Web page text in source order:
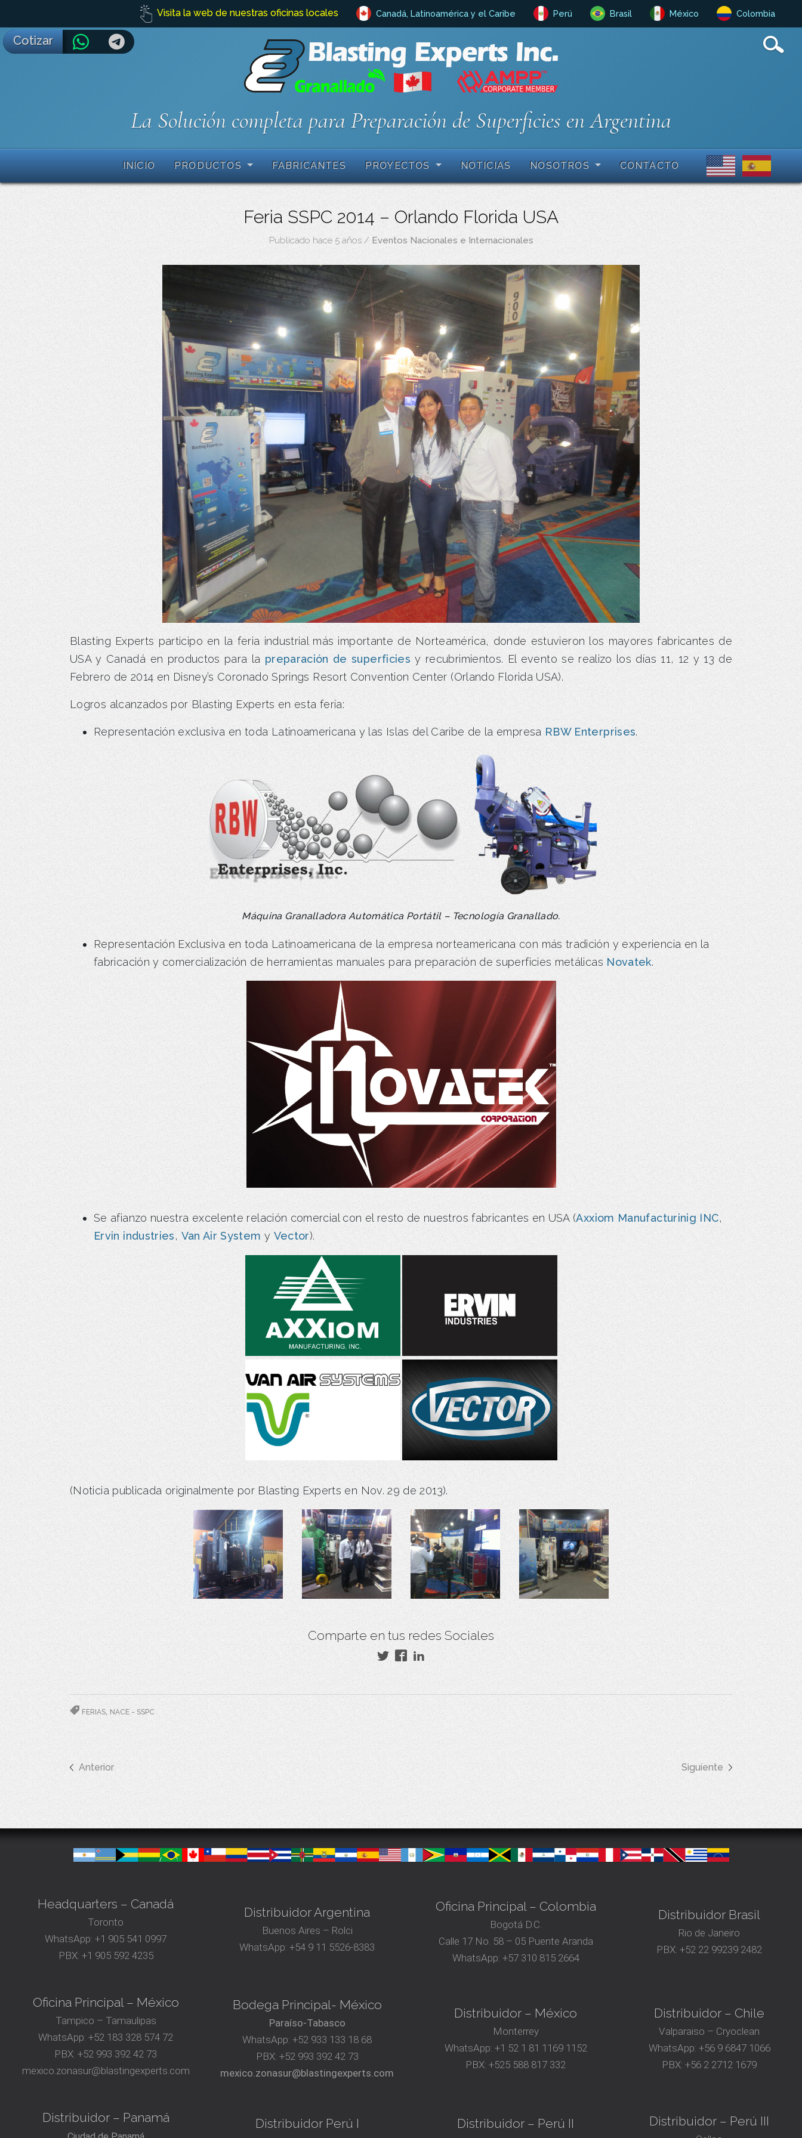
Visita la web de nuestras oficinas locales Canadá, Latinoamérica y el Caribe Perú Brasil México Colombia
La Solución completa para Preparación de Superficies en Argentina
INICIO PRODUCTOS FABRICANTES PROYECTOS NOTICIAS NOSOTROS CONTACTO
Feria SSPC 2014 – Orlando Florida USA
Publicado hace 5 años/ Eventos Nacionales e Internacionales
Blasting Experts participo en la feria industrial más importante de Norteamérica, donde estuvieron los mayores fabricantes de
USA y Canadá en productos para la preparación de superficies y recubrimientos. El evento se realizo los días 11, 12 y 13 de
Febrero de 2014 en Disney’s Coronado Springs Resort Convention Center (Orlando Florida USA).
Logros alcanzados por Blasting Experts en esta feria:
Representación exclusiva en toda Latinoamericana y las Islas del Caribe de la empresa RBW Enterprises.
Máquina Granalladora Automática Portátil – Tecnología Granallado.
Representación Exclusiva en toda Latinoamericana de la empresa norteamericana con más tradición y experiencia en la
fabricación y comercialización de herramientas manuales para preparación de superficies metálicas Novatek.
Se afianzo nuestra excelente relación comercial con el resto de nuestros fabricantes en USA (Axxiom Manufacturinig INC,
Ervin industries, Van Air System y Vector).
(Noticia publicada originalmente por Blasting Experts en Nov. 29 de 2013).
Comparte en tus redes Sociales
FERIAS, NACE - SSPC
Anterior Siguiente
Cotizar
Headquarters – Canadá
Toronto
WhatsApp: +1 905 541 0997
PBX: +1 905 592 4235
Distribuidor Argentina
Buenos Aires – Rolci
WhatsApp:+54 9 11 5526-8383
Oficina Principal – Colombia
Bogotá D.C.
Calle 17 No. 58 – 05 Puente Aranda
WhatsApp: +57 310 815 2664
Distribuidor Brasil
Rio de Janeiro
PBX:+52 22 99239 2482
Oficina Principal – México
Tampico – Tamaulipas
WhatsApp:+52 183 328 574 72
PBX:+52 993 392 42 73
mexico.zonasur@blastingexperts.com
Bodega Principal- México
Paraíso-Tabasco
WhatsApp:+52 933 133 18 68
PBX: +52 993 392 42 73
mexico.zonasur@blastingexperts.com
Distribuidor – México
Monterrey
WhatsApp: +1 52 1 81 1169 1152
PBX:+525 588 817 332
Distribuidor – Chile
Valparaiso – Cryoclean
WhatsApp: +56 9 6847 1066
PBX:+56 2 2712 1679
Distribuidor – Panamá Distribuidor Perú I Distribuidor – Perú II Distribuidor – Perú III